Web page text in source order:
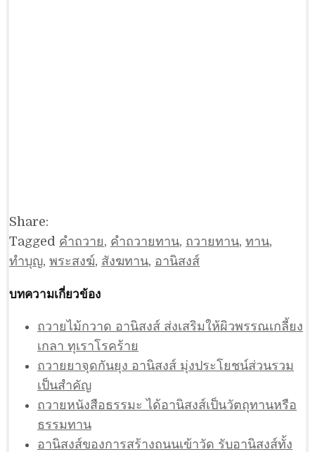
Share:
Tagged คำถวาย, คำถวายทาน, ถวายทาน, ทาน,
ทำบุญ, พระสงฆ์, สังฆทาน, อานิสงส์
บทความเกี่ยวข้อง
ถวายไม้กวาด อานิสงส์ ส่งเสริมให้ผิวพรรณเกลี้ยง
เกลา ทุเราโรคร้าย
ถวายยาจุดกันยุง อานิสงส์ มุ่งประโยชน์ส่วนรวม
เป็นสำคัญ
ถวายหนังสือธรรมะ ได้อานิสงส์เป็นวัตถุทานหรือ
ธรรมทาน
อานิสงส์ของการสร้างถนนเข้าวัด รับอานิสงส์ทั้ง